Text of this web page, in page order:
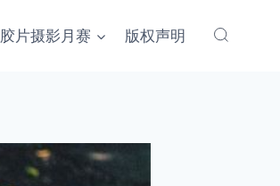
胶片摄影月赛 版权声明